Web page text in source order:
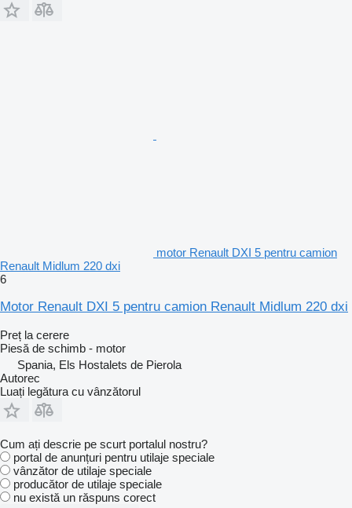
motor Renault DXI 5 pentru camion
Renault Midlum 220 dxi
6
Motor Renault DXI 5 pentru camion Renault Midlum 220 dxi
Preț la cerere
Piesă de schimb - motor
Spania, Els Hostalets de Pierola
Autorec
Luați legătura cu vânzătorul
Cum ați descrie pe scurt portalul nostru?
portal de anunțuri pentru utilaje speciale
vânzător de utilaje speciale
producător de utilaje speciale
nu există un răspuns corect